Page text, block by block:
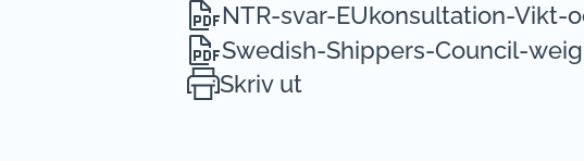
NTR-svar-EUkonsultation-
Swedish-Shippers-Council-
Skriv ut